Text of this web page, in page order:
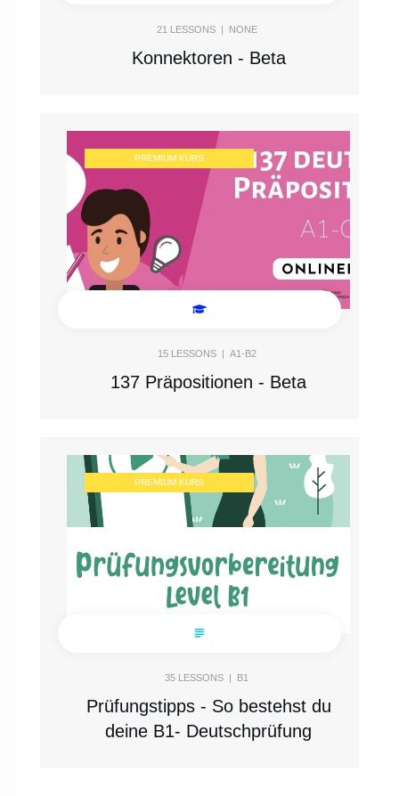
21 LESSONS | NONE
Konnektoren - Beta
PREMIUM KURS
15LESSONS | A1-B2
137 Präpositionen - Beta
PREMIUM KURS
35 LESSONS | B1
Prüfungstipps - So bestehst du
deine B1- Deutschprüfung